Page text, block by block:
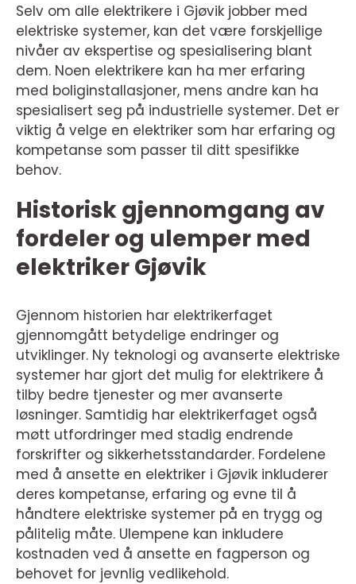
Selv om alle elektrikere i Gjøvik jobber med
elektriske systemer, kan det være forskjellige
nivåer av ekspertise og spesialisering blant
dem. Noen elektrikere kan ha mer erfaring
med boliginstallasjoner, mens andre kan ha
spesialisert seg på industrielle systemer. Det er
viktig å velge en elektriker som har erfaring og
kompetanse som passer til ditt spesifikke
behov.
Historisk gjennomgang av
fordeler og ulemper med
elektriker Gjøvik
Gjennom historien har elektrikerfaget
gjennomgått betydelige endringer og
utviklinger. Ny teknologi og avanserte elektriske
systemer har gjort det mulig for elektrikere å
tilby bedre tjenester og mer avanserte
løsninger. Samtidig har elektrikerfaget også
møtt utfordringer med stadig endrende
forskrifter og sikkerhetsstandarder. Fordelene
med å ansette en elektriker i Gjøvik inkluderer
deres kompetanse, erfaring og evne til å
håndtere elektriske systemer på en trygg og
pålitelig måte. Ulempene kan inkludere
kostnaden ved å ansette en fagperson og
behovet for jevnlig vedlikehold.